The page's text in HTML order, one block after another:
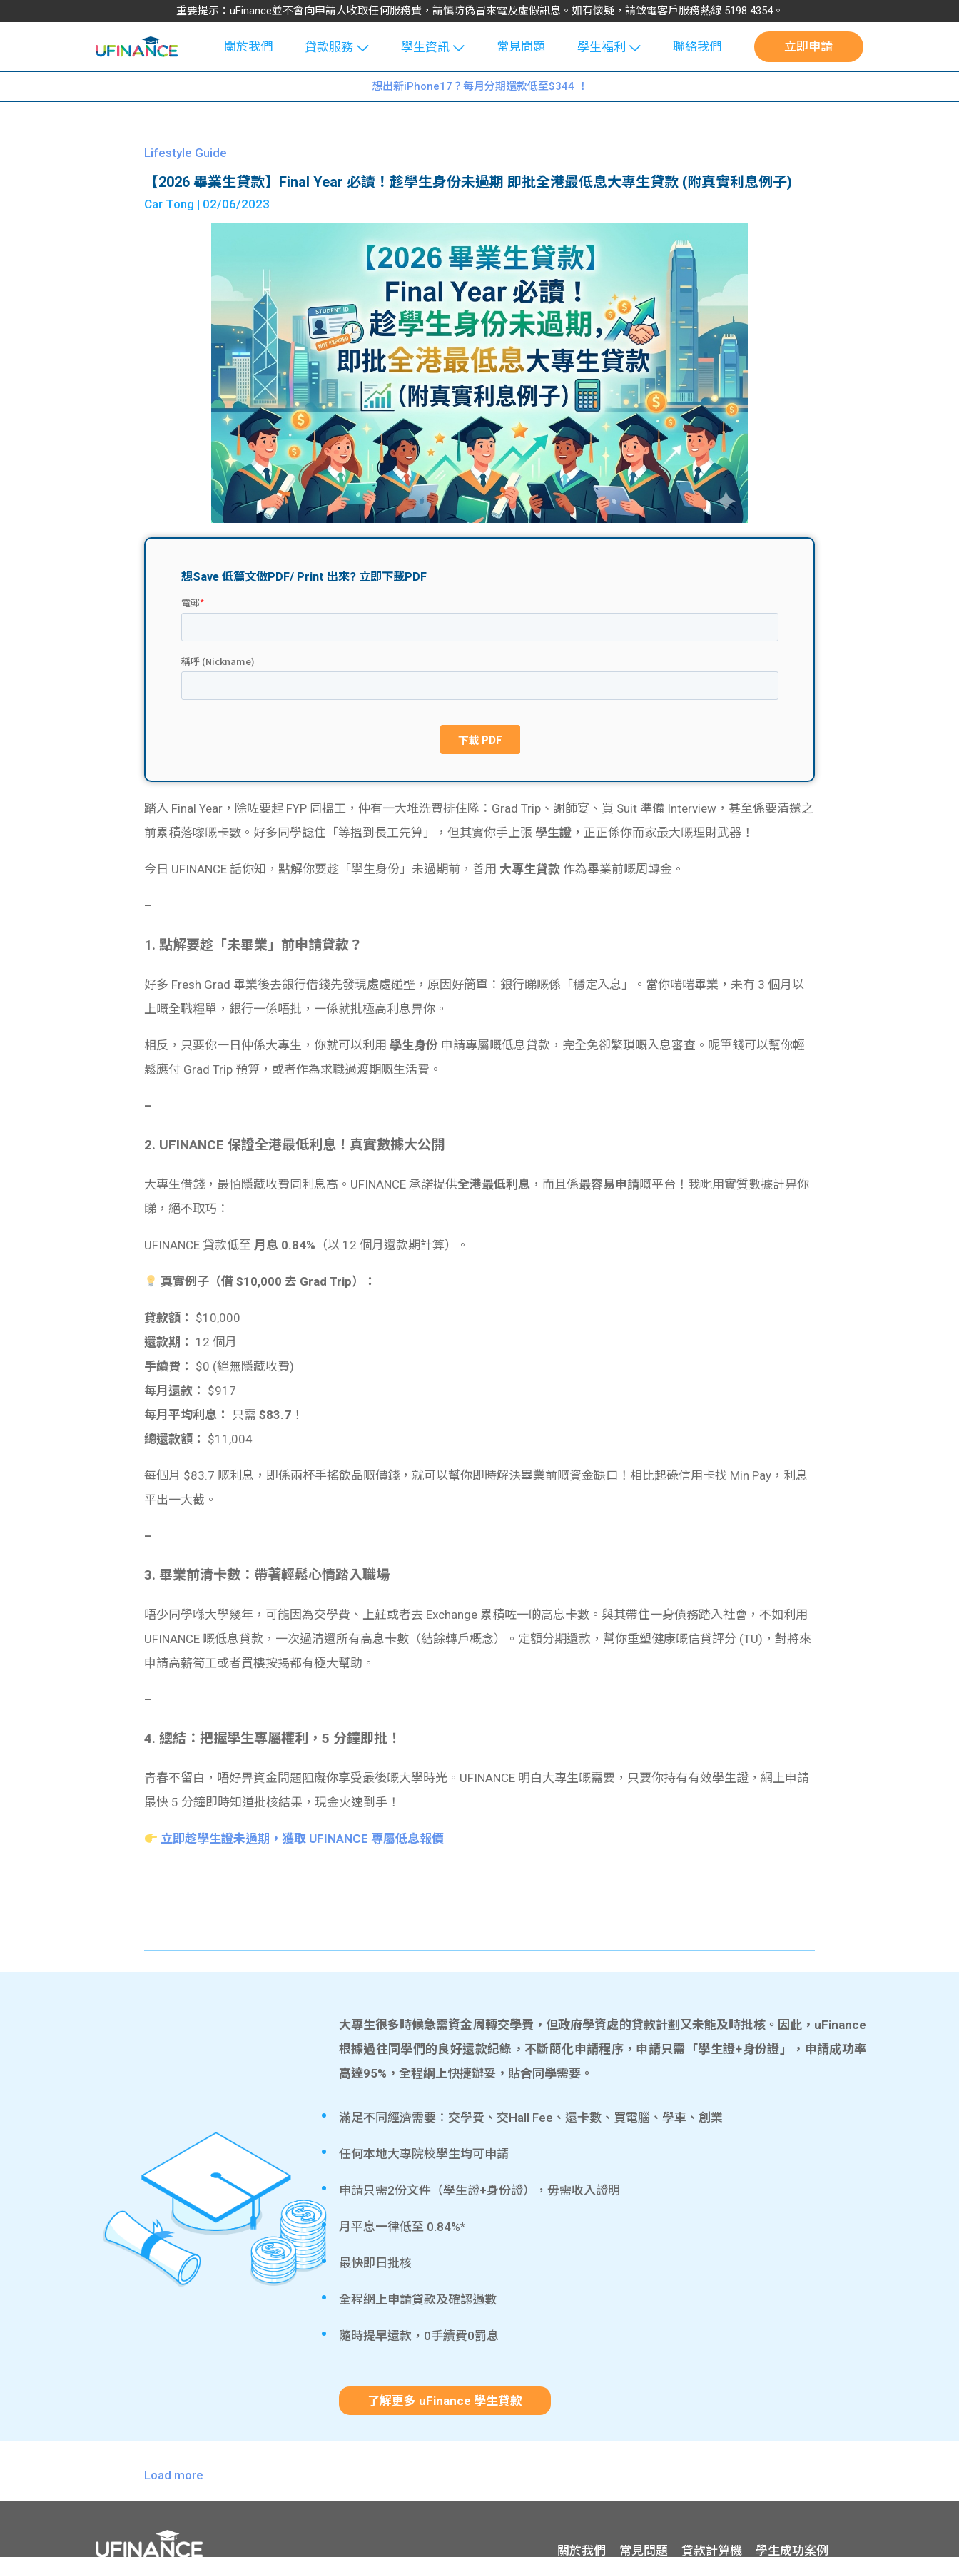
重要提示：uFinance並不會向申請人收取任何服務費，請慎防偽冒來電及虛假訊息。如有懷疑，請致電客戶服務熱線 5198 4354。
關於我們
貸款服務
學生貸款
大學生學費
款
貸款計數
機
學生資訊
Blog
大專生筍
Exchang
Guide
Guide
學生貸款
101
常見問題
學生福利
uFinance 校
園贊助
聯絡我們 立即申請
想出新iPhone17？每月分期還款低至$344 ！
Lifestyle Guide
【2026 畢業生貸款】Final Year 必讀！趁學生身份未過期 即批全港最低息大專生貸款 (附真實利息例子)
Car Tong | 02/06/2023
踏入 Final Year，除咗要趕 FYP 同搵工，仲有一大堆洗費排住隊：Grad Trip、謝師宴、買 Suit 準備 Interview，甚至係要清還之
前累積落嚟嘅卡數。好多同學諗住「等搵到長工先算」，但其實你手上張 學生證，正正係你而家最大嘅理財武器！
今日 UFINANCE 話你知，點解你要趁「學生身份」未過期前，善用 大專生貸款作為畢業前嘅周轉金。
–
1. 點解要趁「未畢業」前申請貸款？
好多 Fresh Grad 畢業後去銀行借錢先發現處處碰壁，原因好簡單：銀行睇嘅係「穩定入息」。當你啱啱畢業，未有 3 個月以
上嘅全職糧單，銀行一係唔批，一係就批極高利息畀你。
相反，只要你一日仲係大專生，你就可以利用 學生身份 申請專屬嘅低息貸款，完全免卻繁瑣嘅入息審查。呢筆錢可以幫你輕
鬆應付 Grad Trip 預算，或者作為求職過渡期嘅生活費。
–
2. UFINANCE 保證全港最低利息！真實數據大公開
大專生借錢，最怕隱藏收費同利息高。UFINANCE 承諾提供全港最低利息 ，而且係最容易申請嘅平台！我哋用實質數據計畀你
睇，絕不取巧：
UFINANCE 貸款低至 月息 0.84% （以 12 個月還款期計算）。
真實例子（借 $10,000 去 Grad Trip）：
貸款額： $10,000
還款期： 12 個月
手續費： $0 (絕無隱藏收費)
每月還款： $917
每月平均利息：
只需 $83.7！
總還款額： $11,004
每個月 $83.7 嘅利息，即係兩杯手搖飲品嘅價錢，就可以幫你即時解決畢業前嘅資金缺口！相比起碌信用卡找 Min Pay，利息
平出一大截。
–
3. 畢業前清卡數：帶著輕鬆心情踏入職場
唔少同學喺大學幾年，可能因為交學費、上莊或者去 Exchange 累積咗一啲高息卡數。與其帶住一身債務踏入社會，不如利用
UFINANCE 嘅低息貸款，一次過清還所有高息卡數（結餘轉戶概念）。定額分期還款，幫你重塑健康嘅信貸評分 (TU)，對將來
申請高薪筍工或者買樓按揭都有極大幫助。
–
4. 總結：把握學生專屬權利，5 分鐘即批！
青春不留白，唔好畀資金問題阻礙你享受最後嘅大學時光。UFINANCE 明白大專生嘅需要，只要你持有有效學生證，網上申請
最快 5 分鐘即時知道批核結果，現金火速到手！
立即趁學生證未過期，獲取 UFINANCE 專屬低息報價
大專生很多時候急需資金周轉交學費，但政府學資處的貸款計劃又未能及時批核。因此，uFinance
根據過往同學們的良好還款紀錄，不斷簡化申請程序，申請只需「學生證+身份證」，申請成功率
高達95%，全程網上快捷辦妥，貼合同學需要。
滿足不同經濟需要：交學費、交Hall Fee、還卡數、買電腦、學車、創業
任何本地大專院校學生均可申請
申請只需2份文件（學生證+身份證），毋需收入證明
月平息一律低至 0.84%*
最快即日批核
全程網上申請貸款及確認過數
隨時提早還款，0手續費0罰息
了解更多 uFinance 學生貸款
Load more
關於我們 常見問題 貸款計算機 學生成功案例